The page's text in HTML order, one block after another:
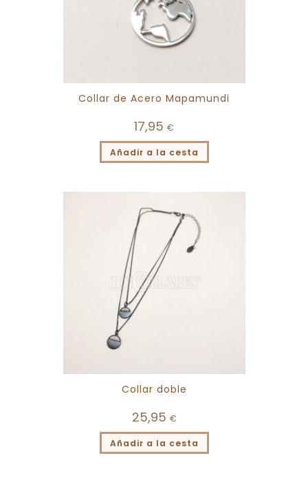
Collar de Acero Mapamundi
17,95 €
Añadir a la cesta
Collar doble
25,95 €
Añadir a la cesta